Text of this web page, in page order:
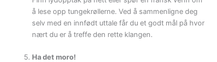
å lese opp tungekrøllerne. Ved å sammenligne deg
selv med en innfødt uttale får du et godt mål på hvor
nært du er å treffe den rette klangen.
Ha det moro!